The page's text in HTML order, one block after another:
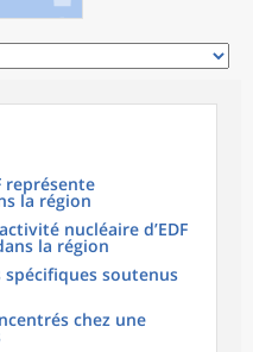
représente
la région
nucléaire d’EDF
la région
soutenus
chez une